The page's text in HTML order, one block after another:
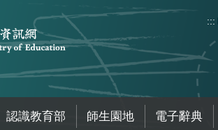
:::
認識教育部 師生園地 電子辭典